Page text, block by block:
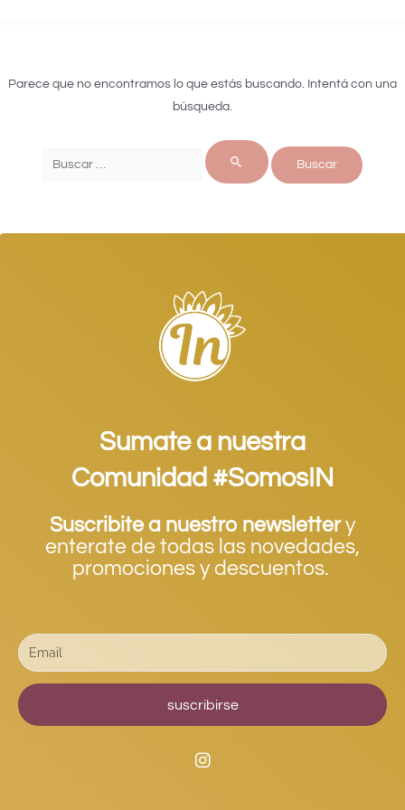
Parece que no encontramos lo que estás buscando. Intentá con una
búsqueda.
Sumate a nuestra
Comunidad #SomosIN
Suscribite a nuestro newslettery
enterate de todas las novedades,
promociones y descuentos.
suscribirse